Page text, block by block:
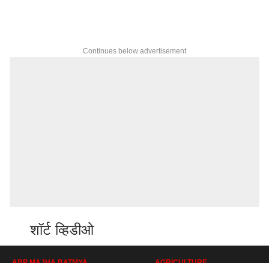
Continues below advertisement
शॉर्ट व्हिडीओ